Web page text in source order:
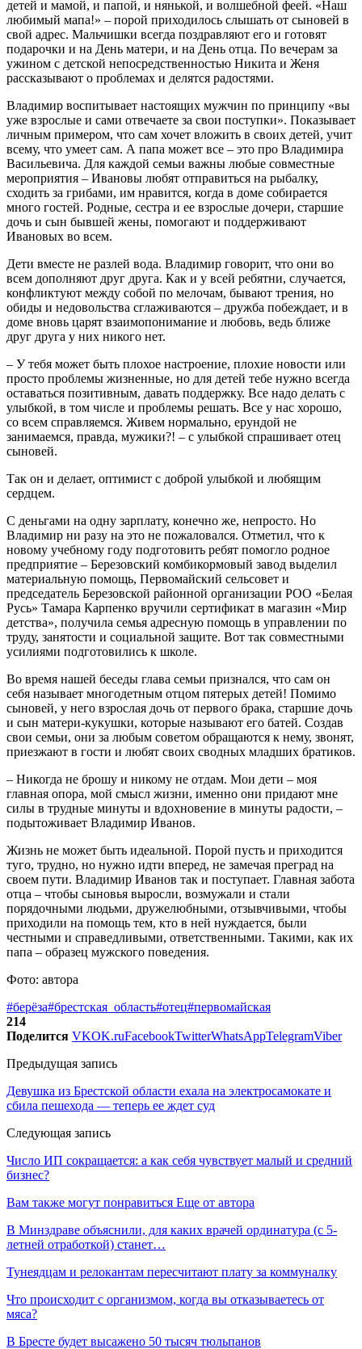
детей и мамой, и папой, и нянькой, и волшебной феей. «Наш
любимый мапа!» – порой приходилось слышать от сыновей в
свой адрес. Мальчишки всегда поздравляют его и готовят
подарочки и на День матери, и на День отца. По вечерам за
ужином с детской непосредственностью Никита и Женя
рассказывают о проблемах и делятся радостями.
Владимир воспитывает настоящих мужчин по принципу «вы
уже взрослые и сами отвечаете за свои поступки». Показывает
личным примером, что сам хочет вложить в своих детей, учит
всему, что умеет сам. А папа может все – это про Владимира
Васильевича. Для каждой семьи важны любые совместные
мероприятия – Ивановы любят отправиться на рыбалку,
сходить за грибами, им нравится, когда в доме собирается
много гостей. Родные, сестра и ее взрослые дочери, старшие
дочь и сын бывшей жены, помогают и поддерживают
Ивановых во всем.
Дети вместе не разлей вода. Владимир говорит, что они во
всем дополняют друг друга. Как и у всей ребятни, случается,
конфликтуют между собой по мелочам, бывают трения, но
обиды и недовольства сглаживаются – дружба побеждает, и в
доме вновь царят взаимопонимание и любовь, ведь ближе
друг друга у них никого нет.
– У тебя может быть плохое настроение, плохие новости или
просто проблемы жизненные, но для детей тебе нужно всегда
оставаться позитивным, давать поддержку. Все надо делать с
улыбкой, в том числе и проблемы решать. Все у нас хорошо,
со всем справляемся. Живем нормально, ерундой не
занимаемся, правда, мужики?! – с улыбкой спрашивает отец
сыновей.
Так он и делает, оптимист с доброй улыбкой и любящим
сердцем.
С деньгами на одну зарплату, конечно же, непросто. Но
Владимир ни разу на это не пожаловался. Отметил, что к
новому учебному году подготовить ребят помогло родное
предприятие – Березовский комбикормовый завод выделил
материальную помощь, Первомайский сельсовет и
председатель Березовской районной организации РОО «Белая
Русь» Тамара Карпенко вручили сертификат в магазин «Мир
детства», получила семья адресную помощь в управлении по
труду, занятости и социальной защите. Вот так совместными
усилиями подготовились к школе.
Во время нашей беседы глава семьи признался, что сам он
себя называет многодетным отцом пятерых детей! Помимо
сыновей, у него взрослая дочь от первого брака, старшие дочь
и сын матери-кукушки, которые называют его батей. Создав
свои семьи, они за любым советом обращаются к нему, звонят,
приезжают в гости и любят своих сводных младших братиков.
– Никогда не брошу и никому не отдам. Мои дети – моя
главная опора, мой смысл жизни, именно они придают мне
силы в трудные минуты и вдохновение в минуты радости, –
подытоживает Владимир Иванов.
Жизнь не может быть идеальной. Порой пусть и приходится
туго, трудно, но нужно идти вперед, не замечая преград на
своем пути. Владимир Иванов так и поступает. Главная забота
отца – чтобы сыновья выросли, возмужали и стали
порядочными людьми, дружелюбными, отзывчивыми, чтобы
приходили на помощь тем, кто в ней нуждается, были
честными и справедливыми, ответственными. Такими, как их
папа – образец мужского поведения.
Фото: автора
#берёза#брестская_область#отец#первомайская
214
Поделится VKOK.ruFacebookTwitterWhatsAppTelegramViber
Предыдущая запись
Девушка из Брестской области ехала на электросамокате и
сбила пешехода — теперь ее ждет суд
Следующая запись
Число ИП сокращается: а как себя чувствует малый и средний
бизнес?
Вам также могут понравиться Еще от автора
В Минздраве объяснили, для каких врачей ординатура (с 5-
летней отработкой) станет…
Тунеядцам и релокантам пересчитают плату за коммуналку
Что происходит с организмом, когда вы отказываетесь от
мяса?
В Бресте будет высажено 50 тысяч тюльпанов